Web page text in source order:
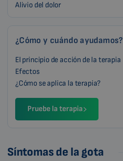
Alivio del dolor
¿Cómo y cuándo ayudamos?
El principio de acción de la terapia
Efectos
¿Cómo se aplica la terapia?
Pruebe la terapia
Síntomas de la gota